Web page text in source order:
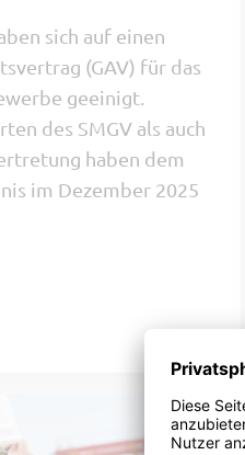
sich auf einen
(GAV) für das
geeinigt.
des SMGV als auch
haben dem
im Dezember 2025